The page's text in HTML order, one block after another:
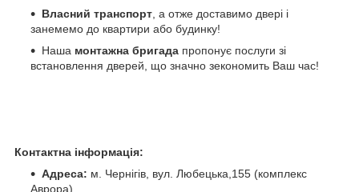
Власний транспорт, а отже доставимо двері і
занемемо до квартири або будинку!
Наша монтажна бригада пропонує послуги зі
встановлення дверей, що значно зекономить Ваш час!
Контактна інформація:
Адреса: м. Чернігів, вул. Любецька,155 (комплекс
Аврора)